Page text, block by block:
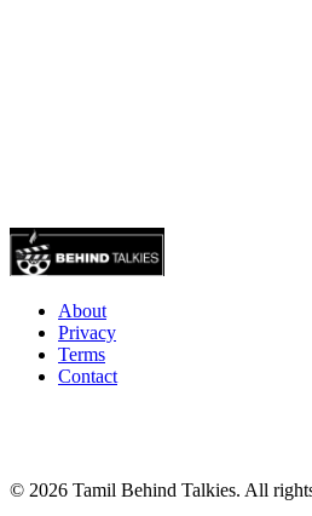
About
Privacy
Terms
Contact
© 2026 Tamil Behind Talkies. All